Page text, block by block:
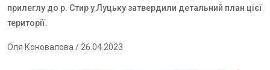
прилеглу до р. Стир у Луцьку затвердили детальний план цієї
території.
Оля Коновалова / 26.04.2023